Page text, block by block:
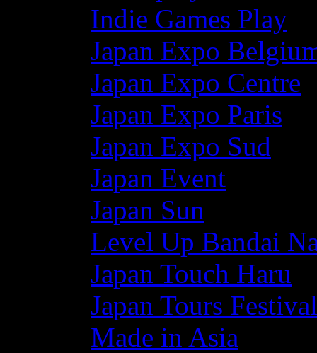
Indie Games Play
Japan Expo
Japan Expo Centre
Japan Expo Paris
Japan Expo Sud
Japan Event
Japan Sun
Level Up Bandai
Japan Touch Haru
Japan Tours Festival
Made in Asia